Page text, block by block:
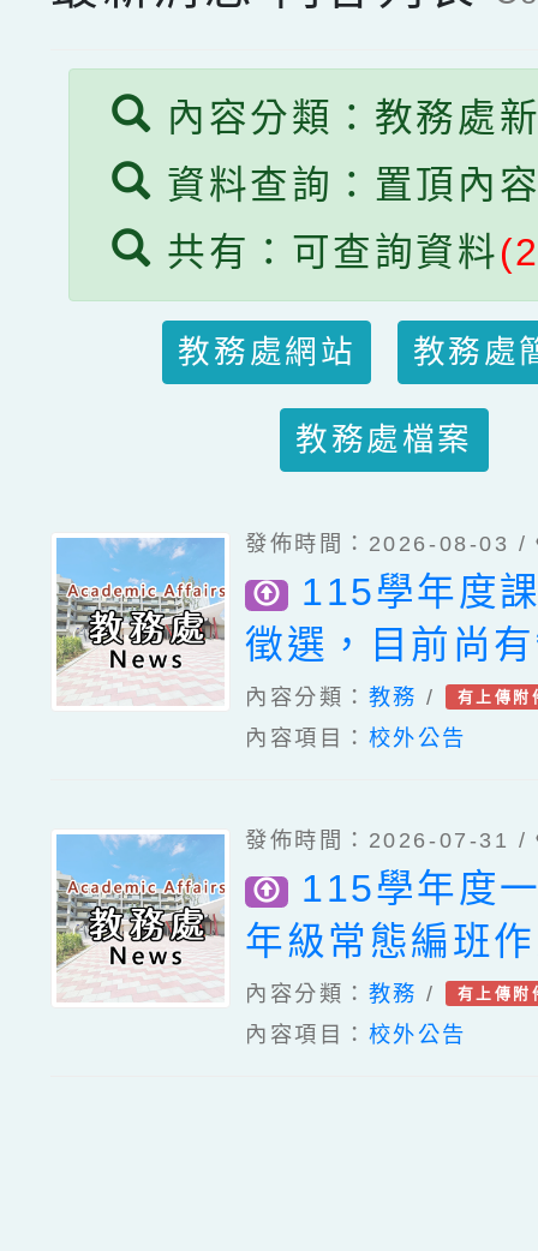
內容分類：教務處
資料查詢：置頂內
共有：可查詢資料
教務處網站 教務處
教務處檔案
發佈時間：2026-08-03 /
115學年度
徵選，目前尚
名。
內容分類： 教務 / 有上傳附
內容項目： 校外公告
發佈時間：2026-07-31 /
115學年度
年級常態編班
告
內容分類： 教務 / 有上傳附
內容項目： 校外公告